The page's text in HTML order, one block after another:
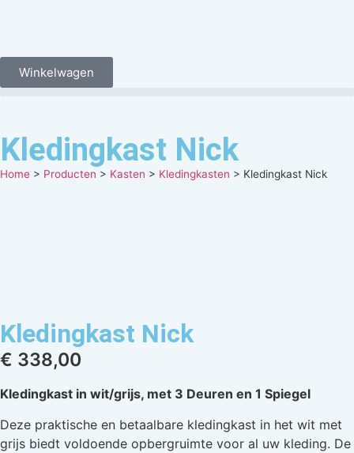
Winkelwagen
Kledingkast Nick
Home > Producten > Kasten > Kledingkasten > Kledingkast Nick
Kledingkast Nick
€ 338,00
Kledingkast in wit/grijs, met 3 Deuren en 1 Spiegel
Deze praktische en betaalbare kledingkast in het wit met
grijs biedt voldoende opbergruimte voor al uw kleding. De